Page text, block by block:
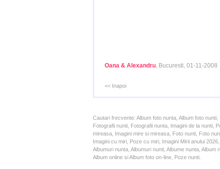
Oana & Alexandru, Bucuresti, 01-11-2008
<< Inapoi
Cautari frecvente: Album foto nunta, Album foto
Fotografii nunti, Fotografii nunta, Imagini de la nunti,
mireasa, Imagini mire si mireasa, Foto nunti, Foto
Imagini cu miri, Poze cu miri, Imagini Mirii anului
Albumuri nunta, Albumuri nunti, Albume nunta,
Album online si Album foto on-line, Poze nunti.